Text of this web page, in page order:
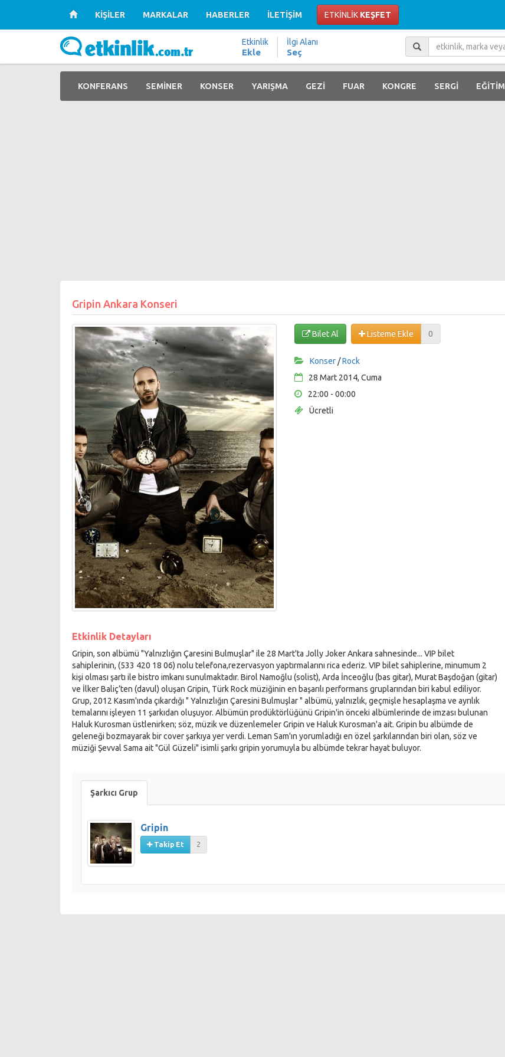
KİŞİLER MARKALAR HABERLER İLETİŞİM ETKİNLİK KEŞFET
Etkinlik
Ekle
İlgi Alanı
Seç
KONFERANS SEMİNER KONSER YARIŞMA GEZİ FUAR KONGRE SERGİ EĞİTİM
Gripin Ankara Konseri
Bilet Al Listeme Ekle 0
Konser/Rock
28 Mart 2014, Cuma
22:00 - 00:00
Ücretli
Etkinlik Detayları
Gripin, son albümü "Yalnızlığın Çaresini Bulmuşlar" ile 28 Mart'ta Jolly Joker Ankara sahnesinde... VIP bilet
sahiplerinin, (533 420 18 06) nolu telefona,rezervasyon yaptırmalarını rica ederiz. VIP bilet sahiplerine, minumum 2
kişi olması şartı ile bistro imkanı sunulmaktadır. Birol Namoğlu (solist), Arda İnceoğlu (bas gitar), Murat Başdoğan (gitar)
ve İlker Baliç’ten (davul) oluşan Gripin, Türk Rock müziğinin en başarılı performans gruplarından biri kabul ediliyor.
Grup, 2012 Kasım'ında çıkardığı " Yalnızlığın Çaresini Bulmuşlar " albümü, yalnızlık, geçmişle hesaplaşma ve ayrılık
temalarını işleyen 11 şarkıdan oluşuyor. Albümün prodüktörlüğünü Gripin'in önceki albümlerinde de imzası bulunan
Haluk Kurosman üstlenirken; söz, müzik ve düzenlemeler Gripin ve Haluk Kurosman'a ait. Gripin bu albümde de
geleneği bozmayarak bir cover şarkıya yer verdi. Leman Sam'ın yorumladığı en özel şarkılarından biri olan, söz ve
müziği Şevval Sama ait "Gül Güzeli" isimli şarkı gripin yorumuyla bu albümde tekrar hayat buluyor.
Şarkıcı Grup
Gripin
Takip Et 2